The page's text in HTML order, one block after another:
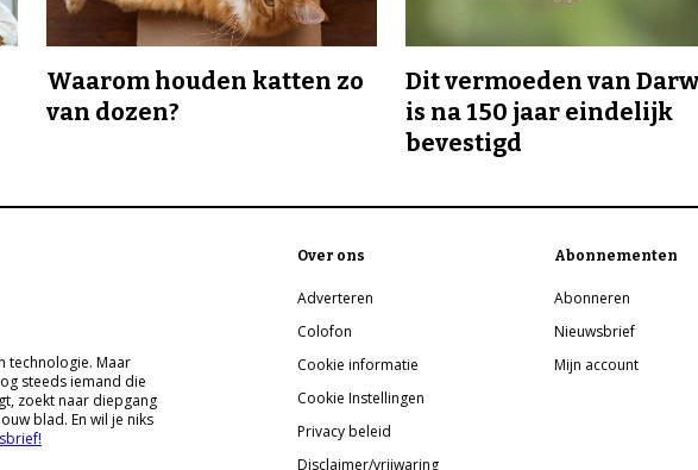
Waarom houden katten zo
van dozen?
Dit vermoeden van
is na 150 jaar eindelijk
bevestigd
technologie. Maar
steeds iemand die
zoekt naar diepgang
blad. En wil je niks
Over ons
Adverteren
Colofon
Cookie informatie
Cookie Instellingen
Privacy beleid
Disclaimer/vrijwaring
Abonnementen
Abonneren
Nieuwsbrief
Mijn account